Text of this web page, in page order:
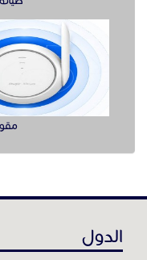
الدول
عن موقع حراج